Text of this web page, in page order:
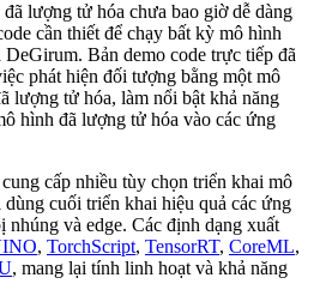
lượng tử hóa chưa bao giờ dễ dàng
cần thiết để chạy bất kỳ mô hình
DeGirum. Bản demo code trực tiếp đã
phát hiện đối tượng bằng một mô
lượng tử hóa, làm nổi bật khả năng
hình đã lượng tử hóa vào các ứng
cấp nhiều tùy chọn triển khai mô
cuối triển khai hiệu quả các ứng
nhúng và edge. Các định dạng xuất
, TorchScript, TensorRT, CoreML,
, mang lại tính linh hoạt và khả năng